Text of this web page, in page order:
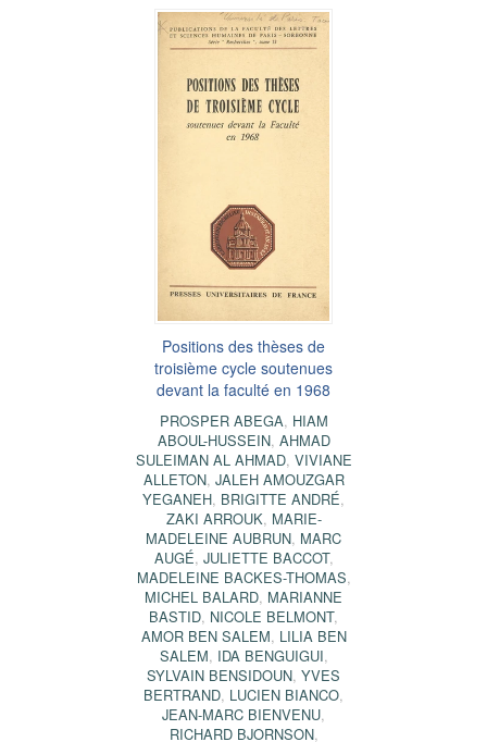
Positions des thèses de
troisième cycle soutenues
devant la faculté en 1968
PROSPER ABEGA, HIAM
ABOUL-HUSSEIN, AHMAD
SULEIMAN AL AHMAD, VIVIANE
ALLETON, JALEH AMOUZGAR
YEGANEH, BRIGITTE ANDRÉ,
ZAKI ARROUK, MARIE-
MADELEINE AUBRUN, MARC
AUGÉ, JULIETTE BACCOT,
MADELEINE BACKES-THOMAS,
MICHEL BALARD, MARIANNE
BASTID, NICOLE BELMONT,
AMOR BEN SALEM, LILIA BEN
SALEM, IDA BENGUIGUI,
SYLVAIN BENSIDOUN, YVES
BERTRAND, LUCIEN BIANCO,
JEAN-MARC BIENVENU,
RICHARD BJORNSON,